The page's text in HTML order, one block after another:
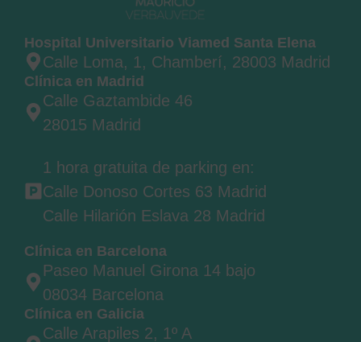
Hospital Universitario Viamed Santa Elena
Calle Loma, 1, Chamberí, 28003 Madrid
Clínica en Madrid
Calle Gaztambide 46
28015 Madrid
1 hora gratuita de parking en:
Calle Donoso Cortes 63 Madrid
Calle Hilarión Eslava 28 Madrid
Clínica en Barcelona
Paseo Manuel Girona 14 bajo
08034 Barcelona
Clínica en Galicia
Calle Arapiles 2, 1º A